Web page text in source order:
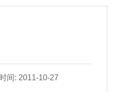
间: 2011-10-27